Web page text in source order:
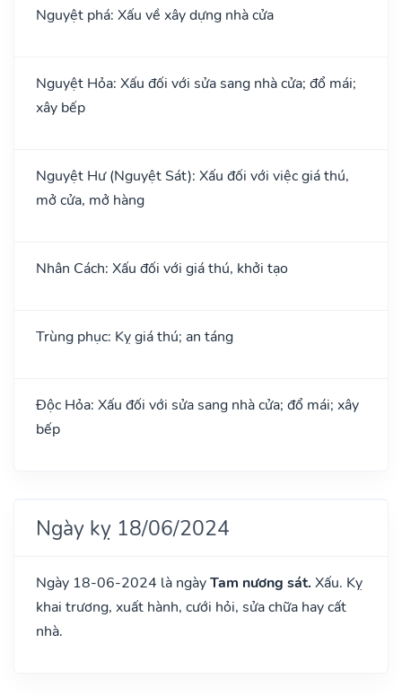
Nguyệt phá: Xấu về xây dựng nhà cửa
Nguyệt Hỏa: Xấu đối với sửa sang nhà cửa; đổ mái;
xây bếp
Nguyệt Hư (Nguyệt Sát): Xấu đối với việc giá thú,
mở cửa, mở hàng
Nhân Cách: Xấu đối với giá thú, khởi tạo
Trùng phục: Kỵ giá thú; an táng
Độc Hỏa: Xấu đối với sửa sang nhà cửa; đổ mái; xây
bếp
Ngày kỵ 18/06/2024
Ngày 18-06-2024 là ngàyTam nương sát. Xấu. Kỵ
khai trương, xuất hành, cưới hỏi, sửa chữa hay cất
nhà.